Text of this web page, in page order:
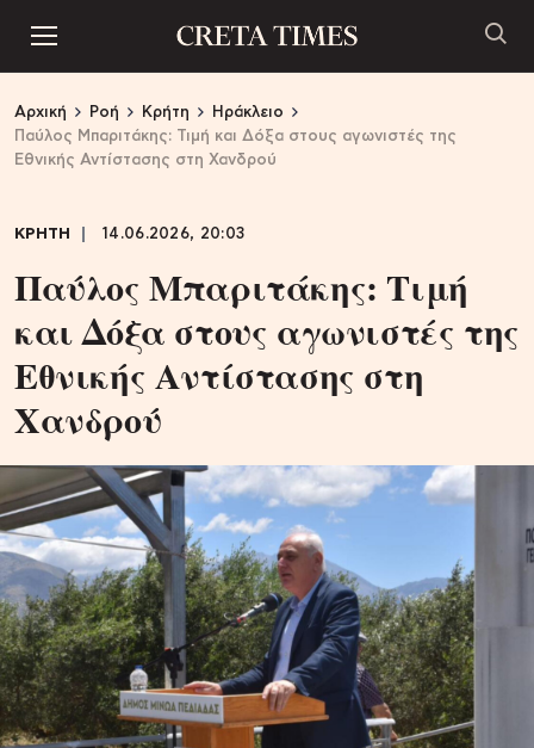
Αρχική Ροή Κρήτη
Ηράκλειο
Παύλος Μπαριτάκης: Τιμή και Δόξα στους αγωνιστές της
Εθνικής Αντίστασης στη Χανδρού
ΚΡΗΤΗ 14.06.2026, 20:03
Παύλος Μπαριτάκης: Τιμή
και Δόξα στους αγωνιστές της
Εθνικής Αντίστασης στη
Χανδρού